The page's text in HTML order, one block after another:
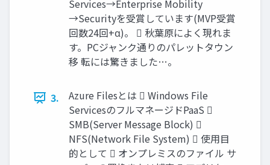
Services→Enterprise Mobility
→Securityを受賞しています(MVP受賞
回数24回+α)。  秋葉原によく現れま
す。PCジャンク通りのパレットタウン
移 転には驚きました…。
3.
Azure Filesとは  Windows File
ServicesのフルマネージドPaaS 
SMB(Server Message Block) 
NFS(Network File System)  使用目
的として  オンプレミスのファイル サ